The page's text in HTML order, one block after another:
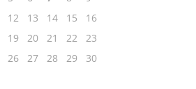
12 13 14 15
16
19 20 21 22
23
26 27 28 29
30